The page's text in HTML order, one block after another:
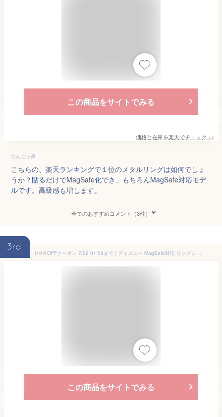
この商品をサイトでみる
価格と在庫を楽天でチェック >>
だんごっ鼻
こちらの、楽天ランキングで１位のメタルリングは如何でしょ
うか？貼るだけでMagSafe化でき、もちろんMagSafe対応モデ
ルです。高級感も増します。
全てのおすすめコメント（3件）
3rd
(10％OFFクーポン 7/26 01:59まで ) ディズニー MagSafe対応 リングシール メタルステッカー ミッキー チップ＆デール プーさん MagSafe マグセーフ 拡張 iPhone15 iPhone14 iPhone13 iPhone12 メタルリング シール キャラクター
この商品をサイトでみる